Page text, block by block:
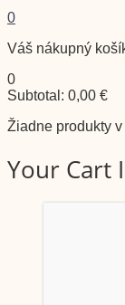
0
Váš nákupný
0
Subtotal: 0,00 €
Žiadne produkty v
Your Cart